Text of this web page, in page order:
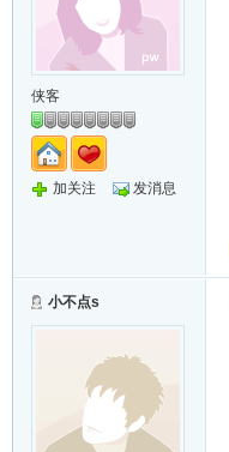
侠客
加关注 发消息
小不点s